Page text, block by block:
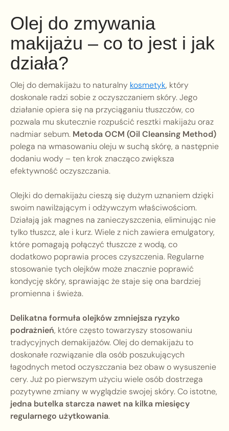
Olej do zmywania
makijażu – co to jest i jak
działa?
Olej do demakijażu to naturalny kosmetyk, który
doskonale radzi sobie z oczyszczaniem skóry. Jego
działanie opiera się na przyciąganiu tłuszczów, co
pozwala mu skutecznie rozpuścić resztki makijażu oraz
nadmiar sebum. Metoda OCM (Oil Cleansing Method)
polega na wmasowaniu oleju w suchą skórę, a następnie
dodaniu wody – ten krok znacząco zwiększa
efektywność oczyszczania.
Olejki do demakijażu cieszą się dużym uznaniem dzięki
swoim nawilżającym i odżywczym właściwościom.
Działają jak magnes na zanieczyszczenia, eliminując nie
tylko tłuszcz, ale i kurz. Wiele z nich zawiera emulgatory,
które pomagają połączyć tłuszcze z wodą, co
dodatkowo poprawia proces czyszczenia. Regularne
stosowanie tych olejków może znacznie poprawić
kondycję skóry, sprawiając że staje się ona bardziej
promienna i świeża.
Delikatna formuła olejków zmniejsza ryzyko
podrażnień, które często towarzyszy stosowaniu
tradycyjnych demakijażów. Olej do demakijażu to
doskonałe rozwiązanie dla osób poszukujących
łagodnych metod oczyszczania bez obaw o wysuszenie
cery. Już po pierwszym użyciu wiele osób dostrzega
pozytywne zmiany w wyglądzie swojej skóry. Co istotne,
jedna butelka starcza nawet na kilka miesięcy
regularnego użytkowania.